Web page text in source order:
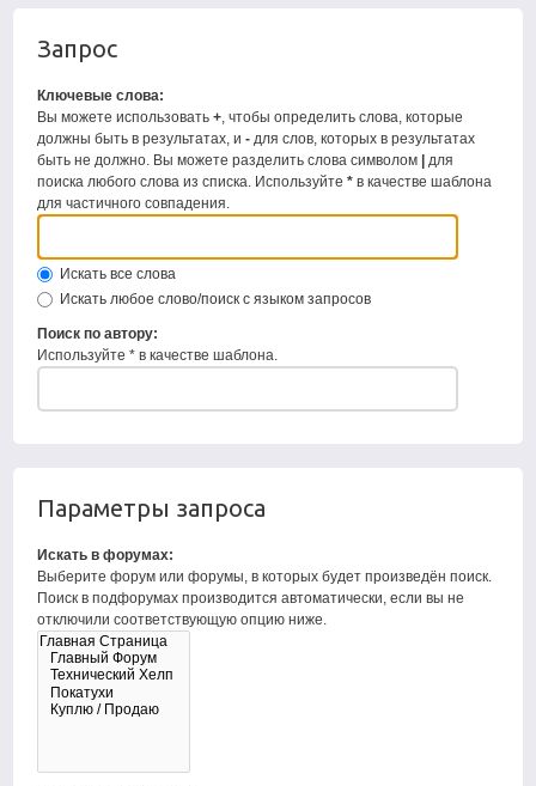
Запрос
Ключевые слова:
Вы можете использовать+ , чтобы определить слова, которые
должны быть в результатах, и- для слов, которых в результатах
быть не должно. Вы можете разделить слова символом | для
поиска любого слова из списка. Используйте* в качестве шаблона
для частичного совпадения.
Искать все слова
Искать любое слово/поиск с языком запросов
Поиск по автору:
Используйте * в качестве шаблона.
Параметры запроса
Искать в форумах:
Выберите форум или форумы, в которых будет произведён поиск.
Поиск в подфорумах производится автоматически, если вы не
отключили соответствующую опцию ниже.